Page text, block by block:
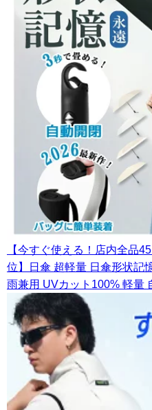
【今すぐ使える！店内全品
位】日傘 超軽量 日傘形状記
雨兼用 UVカット100% 軽量